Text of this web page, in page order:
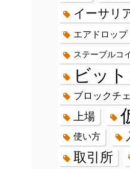
イーサリ
エアドロップ
ステーブルコ
ビッ
ブロックチ
上場
使い方
取引所